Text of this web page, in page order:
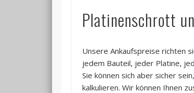
Platinenschrott
Unsere Ankaufspreise richten
jedem Bauteil, jeder Platine,
Sie können sich aber sicher
kalkulieren. Wir können Ihnen